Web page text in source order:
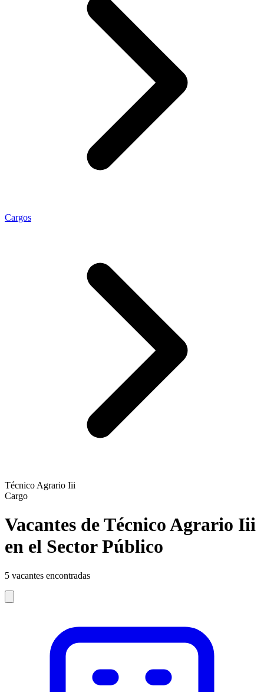
Cargos
Técnico Agrario Iii
Cargo
Vacantes de Técnico Agrario Iii
en el Sector Público
5 vacantes encontradas